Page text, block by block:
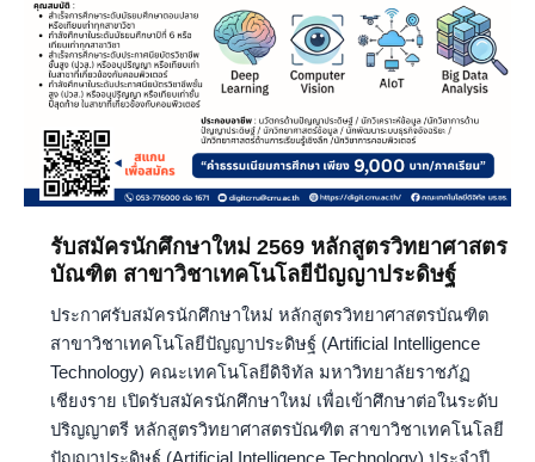
รับสมัครนักศึกษาใหม่ 2569 หลักสูตรวิทยาศาสตร
บัณฑิต สาขาวิชาเทคโนโลยีปัญญาประดิษฐ์
ประกาศรับสมัครนักศึกษาใหม่ หลักสูตรวิทยาศาสตรบัณฑิต
สาขาวิชาเทคโนโลยีปัญญาประดิษฐ์ (Artificial Intelligence
Technology) คณะเทคโนโลยีดิจิทัล มหาวิทยาลัยราชภัฏ
เชียงราย เปิดรับสมัครนักศึกษาใหม่ เพื่อเข้าศึกษาต่อในระดับ
ปริญญาตรี หลักสูตรวิทยาศาสตรบัณฑิต สาขาวิชาเทคโนโลยี
ศาสตร
บัณฑิต
สาขา
วิชา
เทคโนโลยี
ปัญญา
ประดิษฐ์